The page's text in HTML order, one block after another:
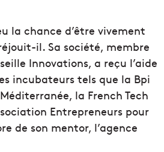
la chance d’être vivement
il. Sa société, membre
Innovations, a reçu l’aide
incubateurs tels que la Bpi
la French Tech
Entrepreneurs pour
de son mentor, l’agence